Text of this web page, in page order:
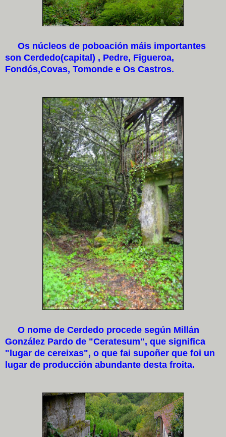
Os núcleos de poboación máis importantes
son Cerdedo(capital) , Pedre, Figueroa,
Fondós,Covas, Tomonde e Os Castros.
O nome de Cerdedo procede según Millán
González Pardo de "Ceratesum", que significa
"lugar de cereixas", o que fai supoñer que foi un
lugar de producción abundante desta froita.